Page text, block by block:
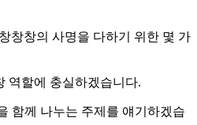
창창의 사명을 다하기 위한 몇 가
역할에 충실하겠습니다.
함께 나누는 주제를 얘기하겠습